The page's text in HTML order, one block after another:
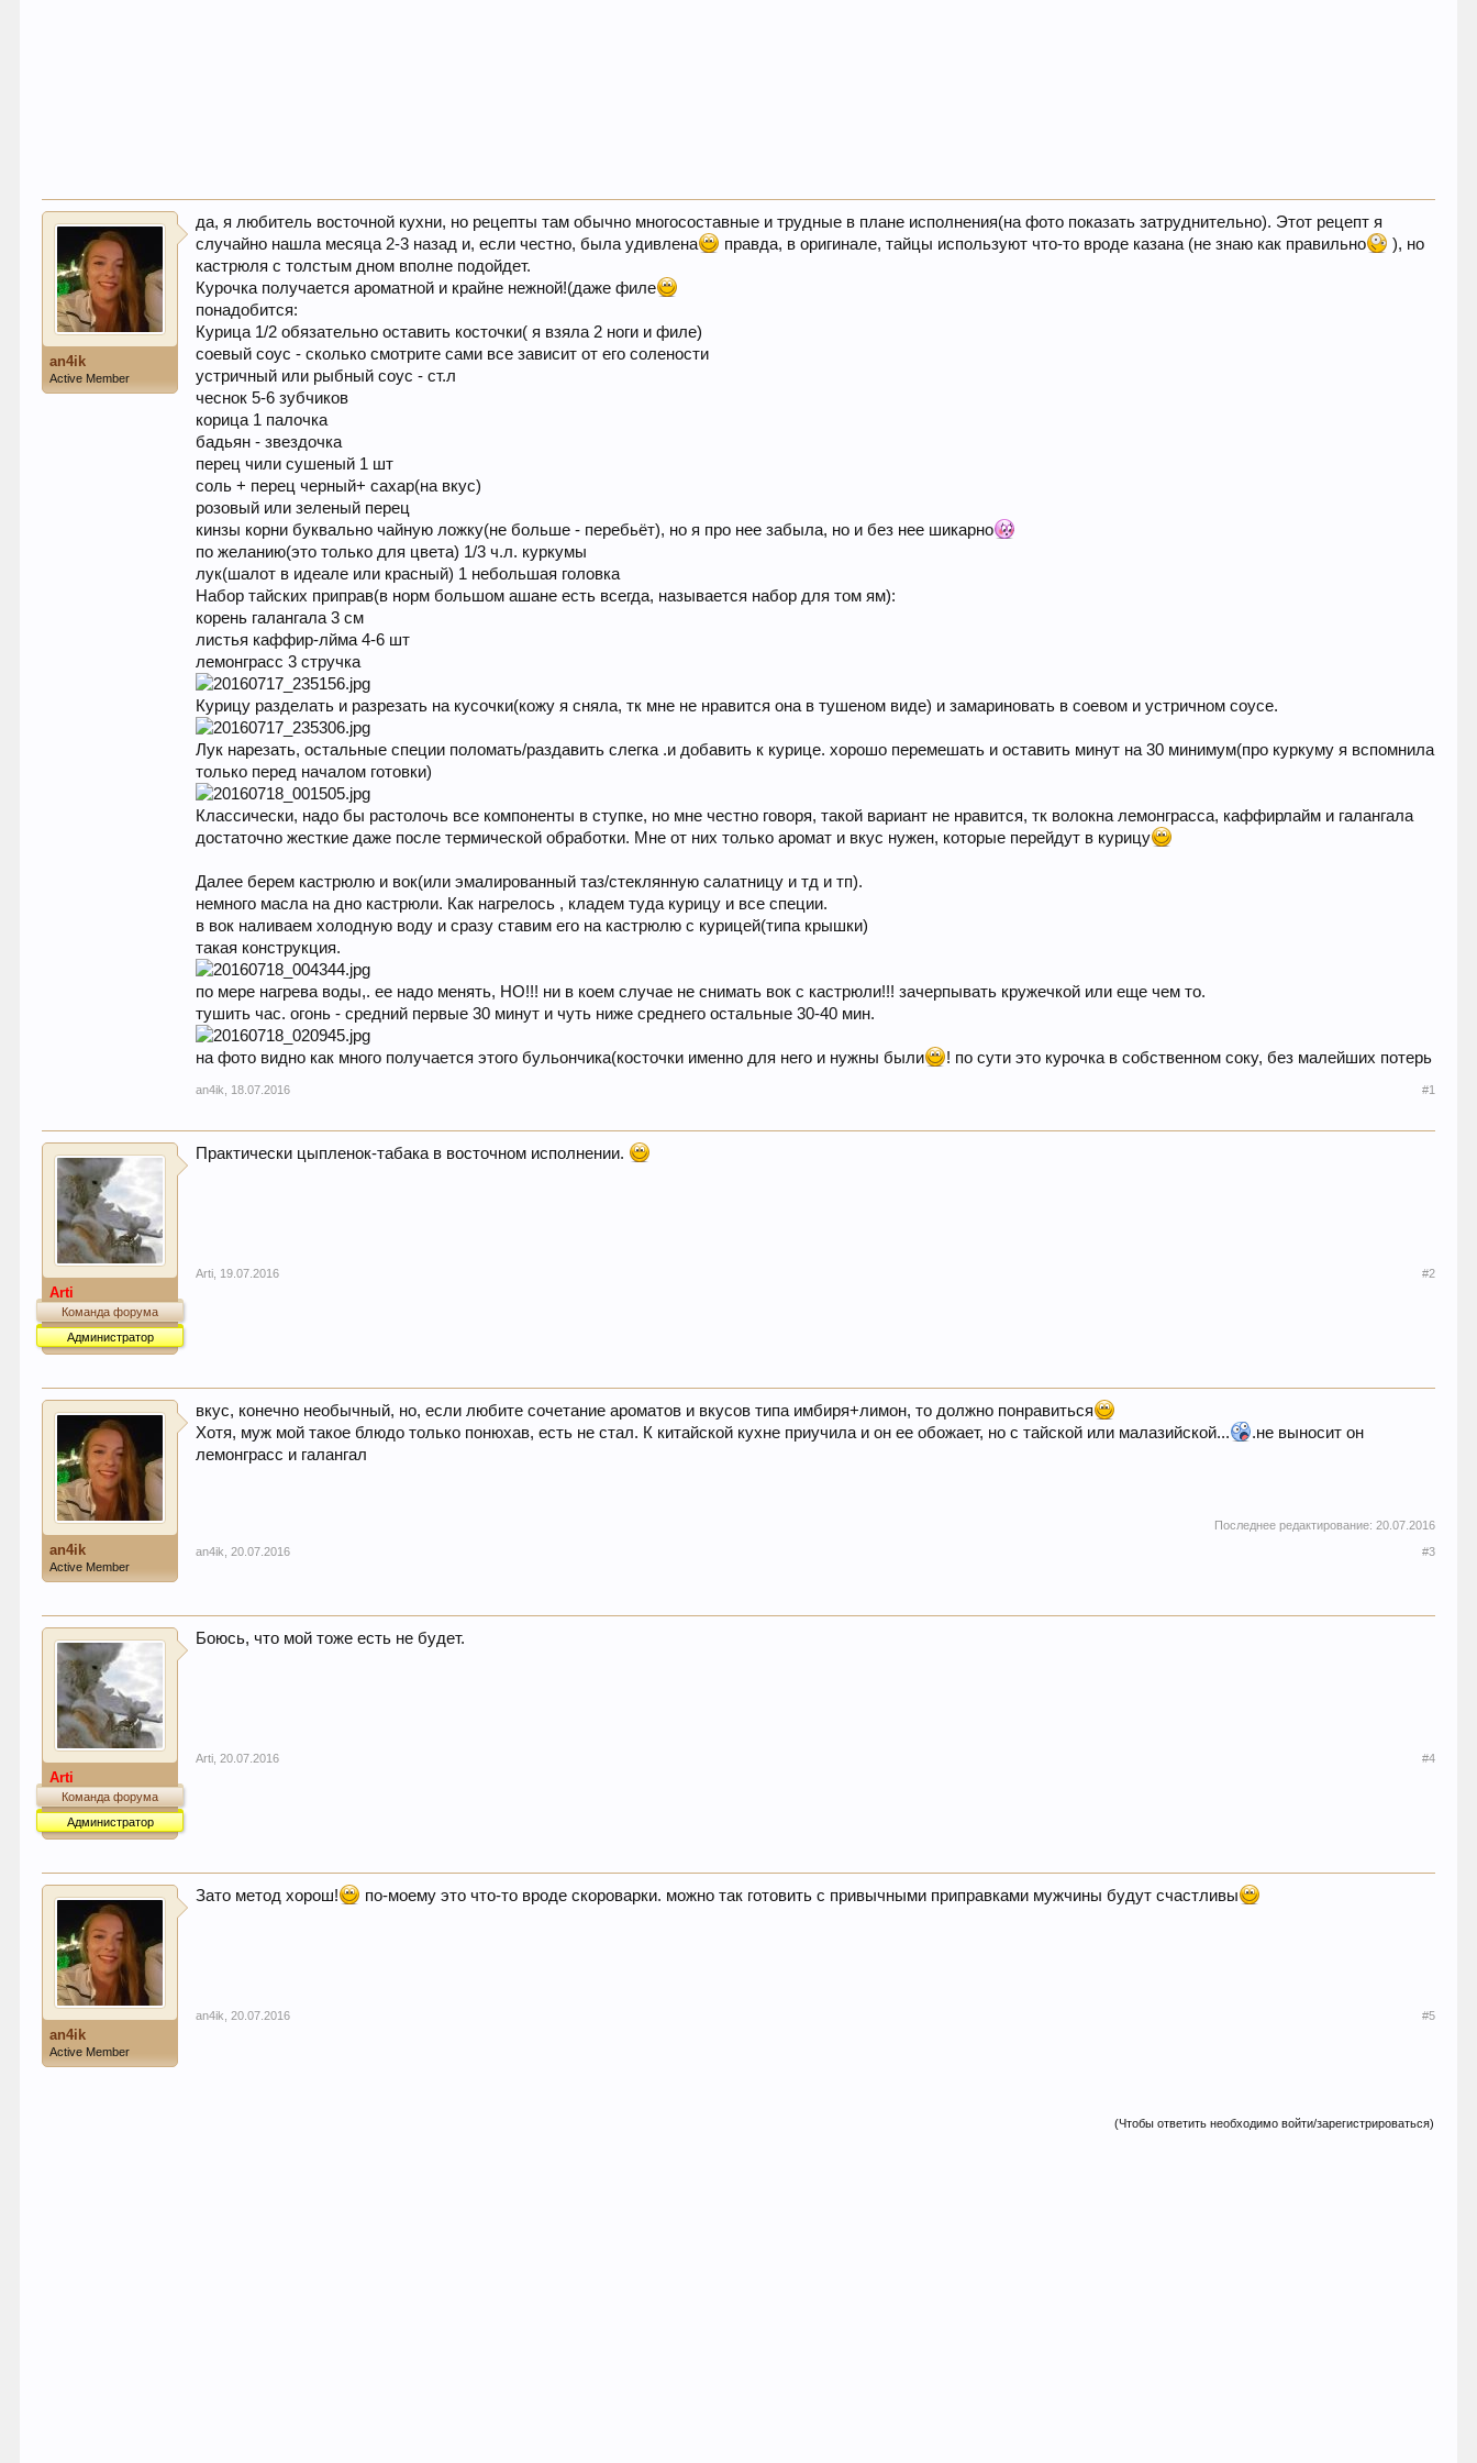
an4ik
Active Member
да, я любитель восточной кухни, но рецепты там обычно многосоставные и трудные в плане исполнения(на фото показать затруднительно). Этот рецепт я
случайно нашла месяца 2-3 назад и, если честно, была удивлена
правда, в оригинале, тайцы используют что-то вроде казана (не знаю как правильно
), но
кастрюля с толстым дном вполне подойдет.
Курочка получается ароматной и крайне нежной!(даже филе
понадобится:
Курица 1/2 обязательно оставить косточки( я взяла 2 ноги и филе)
соевый соус - сколько смотрите сами все зависит от его солености
устричный или рыбный соус - ст.л
чеснок 5-6 зубчиков
корица 1 палочка
бадьян - звездочка
перец чили сушеный 1 шт
соль + перец черный+ сахар(на вкус)
розовый или зеленый перец
кинзы корни буквально чайную ложку(не больше - перебьёт), но я про нее забыла, но и без нее шикарно
по желанию(это только для цвета) 1/3 ч.л. куркумы
лук(шалот в идеале или красный) 1 небольшая головка
Набор тайских приправ(в норм большом ашане есть всегда, называется набор для том ям):
корень галангала 3 см
листья каффир-лйма 4-6 шт
лемонграсс 3 стручка
Курицу разделать и разрезать на кусочки(кожу я сняла, тк мне не нравится она в тушеном виде) и замариновать в соевом и устричном соусе.
Лук нарезать, остальные специи поломать/раздавить слегка .и добавить к курице. хорошо перемешать и оставить минут на 30 минимум(про куркуму я вспомнила
только перед началом готовки)
Классически, надо бы растолочь все компоненты в ступке, но мне честно говоря, такой вариант не нравится, тк волокна лемонграсса, каффирлайм и галангала
достаточно жесткие даже после термической обработки. Мне от них только аромат и вкус нужен, которые перейдут в курицу
Далее берем кастрюлю и вок(или эмалированный таз/стеклянную салатницу и тд и тп).
немного масла на дно кастрюли. Как нагрелось , кладем туда курицу и все специи.
в вок наливаем холодную воду и сразу ставим его на кастрюлю с курицей(типа крышки)
такая конструкция.
по мере нагрева воды,. ее надо менять, НО!!! ни в коем случае не снимать вок с кастрюли!!! зачерпывать кружечкой или еще чем то.
тушить час. огонь - средний первые 30 минут и чуть ниже среднего остальные 30-40 мин.
на фото видно как много получается этого бульончика(косточки именно для него и нужны были ! по сути это курочка в собственном соку, без малейших потерь
an4ik 18.07.2016 #1
Arti
Команда форума
Администратор
Практически цыпленок-табака в восточном исполнении.
Arti 19.07.2016 #2
an4ik
Active Member
вкус, конечно необычный, но, если любите сочетание ароматов и вкусов типа имбиря+лимон, то должно понравиться
Хотя, муж мой такое блюдо только понюхав, есть не стал. К китайской кухне приучила и он ее обожает, но с тайской или малазийской...
.не выносит он
лемонграсс и галангал
Последнее редактирование: 20.07.2016
an4ik
20.07.2016 #3
Arti
Команда форума
Администратор
Боюсь, что мой тоже есть не будет.
Arti 20.07.2016 #4
an4ik
Active Member
Зато метод хорош! по-моему это что-то вроде скороварки. можно так готовить с привычными приправками мужчины будут счастливы
an4ik 20.07.2016 #5
(Чтобы ответить необходимо войти/зарегистрироваться)